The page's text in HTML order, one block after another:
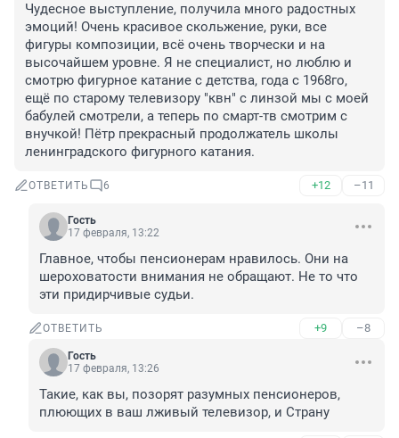
Чудесное выступление, получила много радостных
эмоций! Очень красивое скольжение, руки, все
фигуры композиции, всё очень творчески и на
высочайшем уровне. Я не специалист, но люблю и
смотрю фигурное катание с детства, года с 1968го,
ещё по старому телевизору "квн" с линзой мы с моей
бабулей смотрели, а теперь по смарт-тв смотрим с
внучкой! Пётр прекрасный продолжатель школы
ленинградского фигурного катания.
ОТВЕТИТЬ 6 +12 –11
Гость
17 февраля, 13:22
Главное, чтобы пенсионерам нравилось. Они на
шероховатости внимания не обращают. Не то что
эти придирчивые судьи.
ОТВЕТИТЬ +9 –8
Гость
17 февраля, 13:26
Такие, как вы, позорят разумных пенсионеров,
плюющих в ваш лживый телевизор, и Страну